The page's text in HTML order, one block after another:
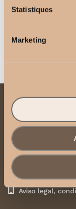
Statistiques
Marketing
2,50
Envíenos un
Póngase en
Aviso legal,